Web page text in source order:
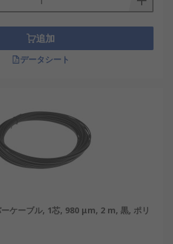
きます。高速・大容量ネットワ
います。
は銅線のツイストペアを使用
バ、メディアコンバータ、スイ
が必要です。通信距離、必要な
既存機器との互換性を基準に選
ケーブルの種類
は、伝送方式、設置環境、保護
ます。
追加
データシート
ーケーブル, 1芯, 980 μm, 2 m, 黒, ポリ